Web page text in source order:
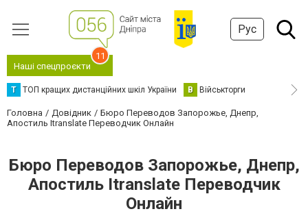
Рус
Наші спецпроєкти
11
Т ТОП кращих дистанційних шкіл України В Військторги
Головна Довідник
Бюро Переводов Запорожье, Днепр,
Апостиль Itranslate Переводчик Онлайн
Бюро Переводов Запорожье, Днепр,
Апостиль Itranslate Переводчик
Онлайн